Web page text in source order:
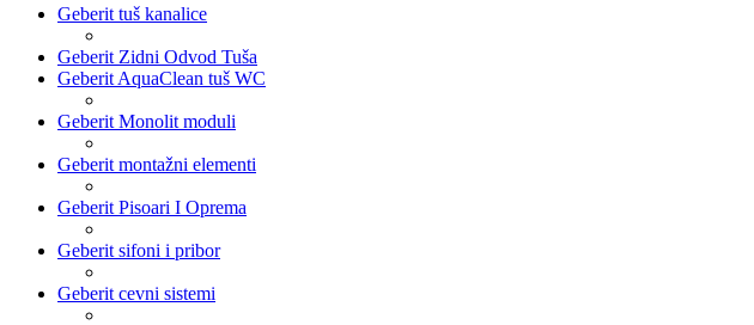
Geberit tuš kanalice
Geberit Zidni Odvod Tuša
Geberit AquaClean tuš WC
Geberit Monolit moduli
Geberit montažni elementi
Geberit Pisoari I Oprema
Geberit sifoni i pribor
Geberit cevni sistemi